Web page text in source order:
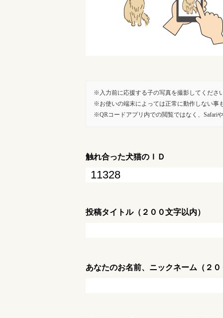
入力前に応援する子の写真を撮影してくださ
お使いの端末によっては正常に動作しない事
QRコードアプリ内での閲覧ではなく、Safari
触れ合った犬猫のＩＤ
投稿タイトル（２００文字以内）
あなたのお名前、ニックネーム（２